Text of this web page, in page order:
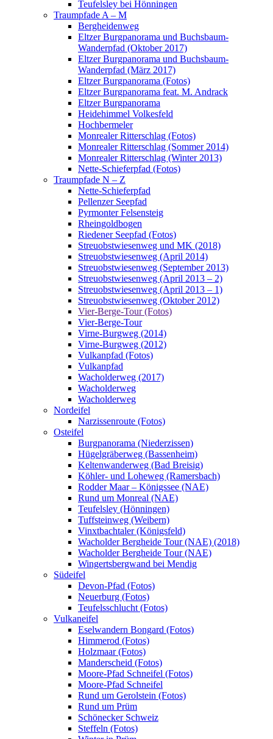
Teufelsley bei Hönningen
Traumpfade A – M
Bergheidenweg
Eltzer Burgpanorama und Buchsbaum-
Wanderpfad (Oktober 2017)
Eltzer Burgpanorama und Buchsbaum-
Wanderpfad (März 2017)
Eltzer Burgpanorama (Fotos)
Eltzer Burgpanorama feat. M. Andrack
Eltzer Burgpanorama
Heidehimmel Volkesfeld
Hochbermeler
Monrealer Ritterschlag (Fotos)
Monrealer Ritterschlag (Sommer 2014)
Monrealer Ritterschlag (Winter 2013)
Nette-Schieferpfad (Fotos)
Traumpfade N – Z
Nette-Schieferpfad
Pellenzer Seepfad
Pyrmonter Felsensteig
Rheingoldbogen
Riedener Seepfad (Fotos)
Streuobstwiesenweg und MK (2018)
Streuobstwiesenweg (April 2014)
Streuobstwiesenweg (September 2013)
Streuobstwiesenweg (April 2013 – 2)
Streuobstwiesenweg (April 2013 – 1)
Streuobstwiesenweg (Oktober 2012)
Vier-Berge-Tour (Fotos)
Vier-Berge-Tour
Virne-Burgweg (2014)
Virne-Burgweg (2012)
Vulkanpfad (Fotos)
Vulkanpfad
Wacholderweg (2017)
Wacholderweg
Wacholderweg
Nordeifel
Narzissenroute (Fotos)
Osteifel
Burgpanorama (Niederzissen)
Hügelgräberweg (Bassenheim)
Keltenwanderweg (Bad Breisig)
Köhler- und Loheweg (Ramersbach)
Rodder Maar – Königssee (NAE)
Rund um Monreal (NAE)
Teufelsley (Hönningen)
Tuffsteinweg (Weibern)
Vinxtbachtaler (Königsfeld)
Wacholder Bergheide Tour (NAE) (2018)
Wacholder Bergheide Tour (NAE)
Wingertsbergwand bei Mendig
Südeifel
Devon-Pfad (Fotos)
Neuerburg (Fotos)
Teufelsschlucht (Fotos)
Vulkaneifel
Eselwandern Bongard (Fotos)
Himmerod (Fotos)
Holzmaar (Fotos)
Manderscheid (Fotos)
Moore-Pfad Schneifel (Fotos)
Moore-Pfad Schneifel
Rund um Gerolstein (Fotos)
Rund um Prüm
Schönecker Schweiz
Steffeln (Fotos)